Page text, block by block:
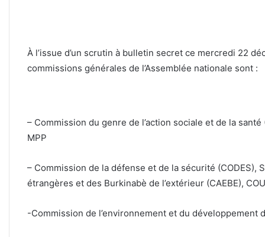
À l’issue d’un scrutin à bulletin secret ce mercredi 22
commissions générales de l’Assemblée nationale sont :
– Commission du genre de l’action sociale et de la santé
MPP
– Commission de la défense et de la sécurité (CODES),
étrangères et des Burkinabè de l’extérieur (CAEBE),
-Commission de l’environnement et du développement